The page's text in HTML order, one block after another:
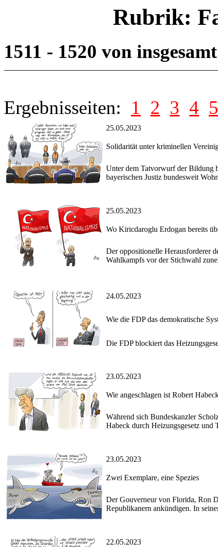
Rubrik:
1511 - 1520 von
Ergebnisseiten: 1 2 3 4 5
25.05.2023
Solidarität unter kriminellen
Unter dem Tatvorwurf der Bildung
bayerischen Justiz bundesweit
25.05.2023
Wo Kiricdaroglu Erdogan bereits
Der oppositionelle Herausforderer
Wahlkampfs vor der Stichwahl
24.05.2023
Wie die FDP das demokratische
Die FDP blockiert das
23.05.2023
Wie angeschlagen ist Robert
Während sich Bundeskanzler
Habeck durch Heizungsgesetz und
23.05.2023
Zwei Exemplare, eine Spezies
Der Gouverneur von Florida, Ron
Republikanern ankündigen. In
22.05.2023